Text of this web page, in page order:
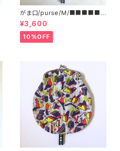
がま口/purse/M/■■■■■
■■■ AB
¥3,600
10%OFF